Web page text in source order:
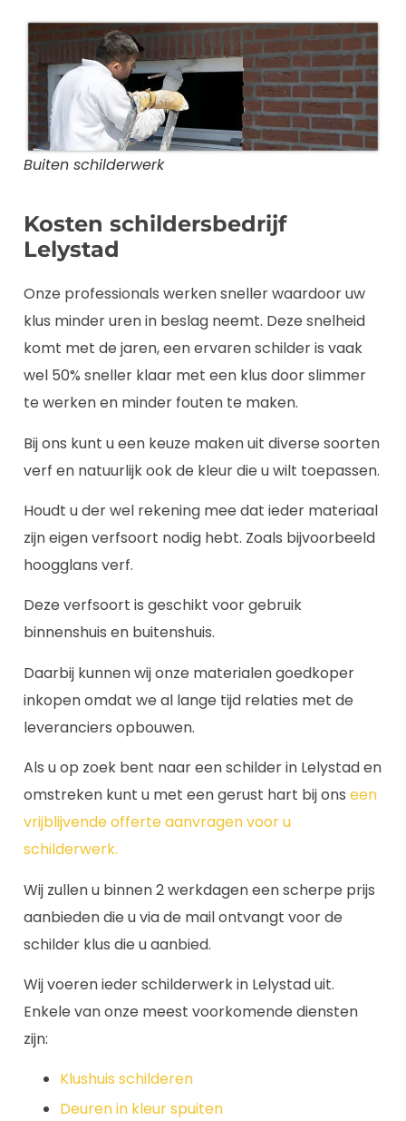
Buiten schilderwerk
Kosten schildersbedrijf
Lelystad
Onze professionals werken sneller waardoor uw
klus minder uren in beslag neemt. Deze snelheid
komt met de jaren, een ervaren schilder is vaak
wel 50% sneller klaar met een klus door slimmer
te werken en minder fouten te maken.
Bij ons kunt u een keuze maken uit diverse soorten
verf en natuurlijk ook de kleur die u wilt toepassen.
Houdt u der wel rekening mee dat ieder materiaal
zijn eigen verfsoort nodig hebt. Zoals bijvoorbeeld
hoogglans verf.
Deze verfsoort is geschikt voor gebruik
binnenshuis en buitenshuis.
Daarbij kunnen wij onze materialen goedkoper
inkopen omdat we al lange tijd relaties met de
leveranciers opbouwen.
Als u op zoek bent naar een schilder in Lelystad en
omstreken kunt u met een gerust hart bij ons een
vrijblijvende offerte aanvragen voor u
schilderwerk.
Wij zullen u binnen 2 werkdagen een scherpe prijs
aanbieden die u via de mail ontvangt voor de
schilder klus die u aanbied.
Wij voeren ieder schilderwerk in Lelystad uit.
Enkele van onze meest voorkomende diensten
zijn:
Klushuis schilderen
Deuren in kleur spuiten